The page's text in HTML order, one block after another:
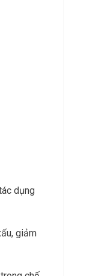
dụng
giảm